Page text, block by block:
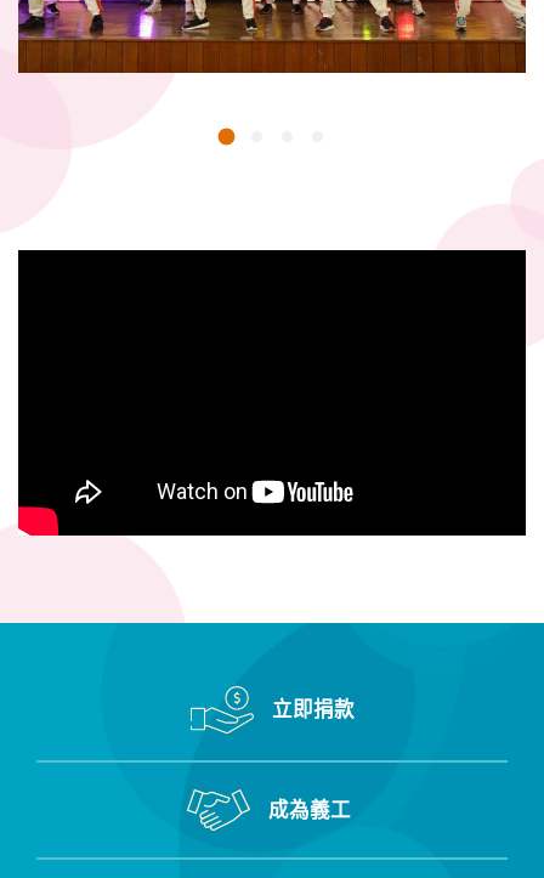
1
立即捐款
成為義工